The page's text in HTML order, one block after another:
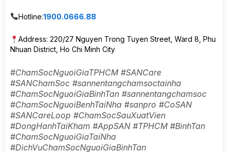
Hotline:1900.0666.88
Address: 220/27 Nguyen Trong Tuyen Street, Ward 8, Phu
Nhuan District, Ho Chi Minh City
#ChamSocNguoiGiaTPHCM #SANCare
#SANChamSoc #sannentangchamsoctainha
#ChamSocNguoiGiaBinhTan #sannentangchamsoc
#ChamSocNguoiBenhTaiNha #sanpro #CoSAN
#SANCareLoop #ChamSocSauXuatVien
#DongHanhTaiKham #AppSAN #TPHCM #BinhTan
#ChamSocNguoiGiaTaiNha
#DichVuChamSocNguoiGiaBinhTan